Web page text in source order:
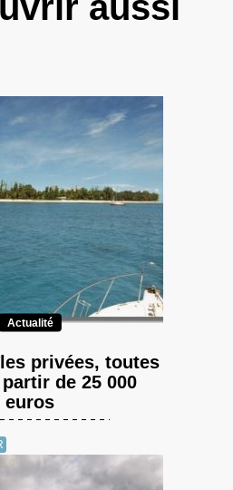
Actualité
privées, toutes
de 25 000
euros